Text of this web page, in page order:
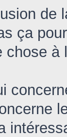
de
ça
chose